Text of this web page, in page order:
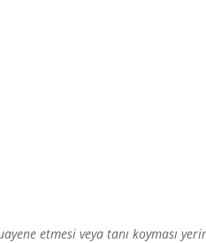
etmesi veya tanı koyması